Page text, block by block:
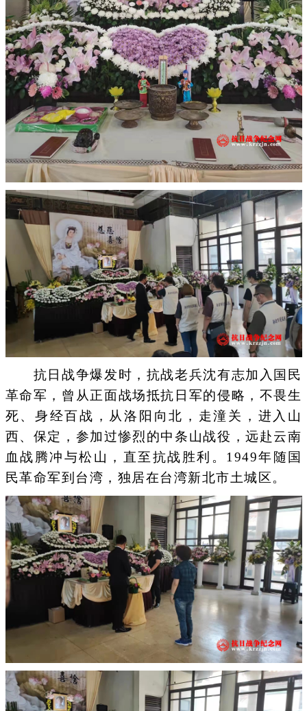
抗日战争爆发时，抗战老兵沈有志加入国民
革命军，曾从正面战场抵抗日军的侵略，不畏生
死、身经百战，从洛阳向北，走潼关，进入山
西、保定，参加过惨烈的中条山战役，远赴云南
血战腾冲与松山，直至抗战胜利。1949年随国
民革命军到台湾，独居在台湾新北市土城区。